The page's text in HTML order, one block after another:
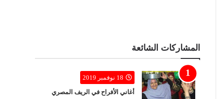
المشاركات الشائعة
18 نوفمبر 2019
أغاني الأفراح في الريف المصري